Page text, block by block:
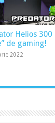
Helios 300
de gaming!
2022